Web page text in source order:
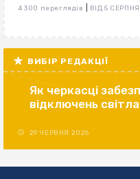
4 300 переглядів ВІД 5
ВИБІР РЕДАКЦІЇ
Як черкасці
відключень
29 ЧЕРВНЯ 2026